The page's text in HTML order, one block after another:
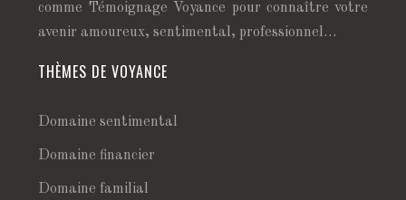
comme Témoignage Voyance pour connaître votre
avenir amoureux, sentimental, professionnel…
THÈMES DE VOYANCE
Domaine sentimental
Domaine financier
Domaine familial